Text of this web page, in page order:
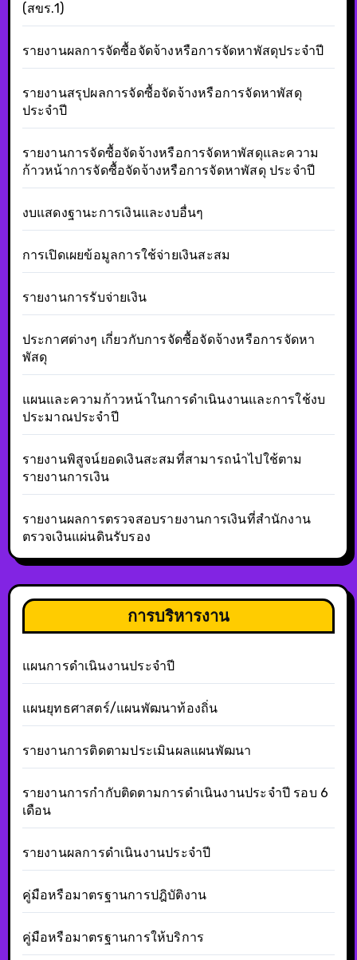
(สขร.1)
รายงานผลการจัดซื้อจัดจ้างหรือการจัดหาพัสดุประจำปี
รายงานสรุปผลการจัดซื้อจัดจ้างหรือการจัดหาพัสดุ
ประจำปี
รายงานการจัดซื้อจัดจ้างหรือการจัดหาพัสดุและความ
ก้าวหน้าการจัดซื้อจัดจ้างหรือการจัดหาพัสดุ ประจำปี
งบแสดงฐานะการเงินและงบอื่นๆ
การเปิดเผยข้อมูลการใช้จ่ายเงินสะสม
รายงานการรับจ่ายเงิน
ประกาศต่างๆ เกี่ยวกับการจัดซื้อจัดจ้างหรือการจัดหา
พัสดุ
แผนและความก้าวหน้าในการดำเนินงานและการใช้งบ
ประมาณประจำปี
รายงานพิสูจน์ยอดเงินสะสมที่สามารถนำไปใช้ตาม
รายงานการเงิน
รายงานผลการตรวจสอบรายงานการเงินที่สำนักงาน
ตรวจเงินแผ่นดินรับรอง
การบริหารงาน
แผนการดำเนินงานประจำปี
แผนยุทธศาสตร์/แผนพัฒนาท้องถิ่น
รายงานการติดตามประเมินผลแผนพัฒนา
รายงานการกำกับติดตามการดำเนินงานประจำปี รอบ 6
เดือน
รายงานผลการดำเนินงานประจำปี
คู่มือหรือมาตรฐานการปฎิบัติงาน
คู่มือหรือมาตรฐานการให้บริการ